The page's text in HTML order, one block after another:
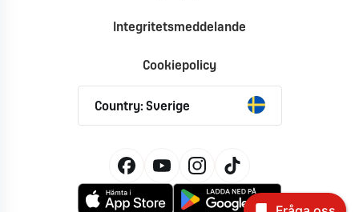
Integritetsmeddelande
Cookiepolicy
Country: Sverige